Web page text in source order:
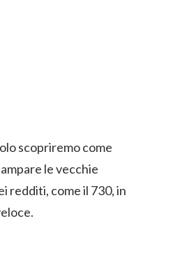
scopriremo come
le vecchie
redditi, come il 730, in